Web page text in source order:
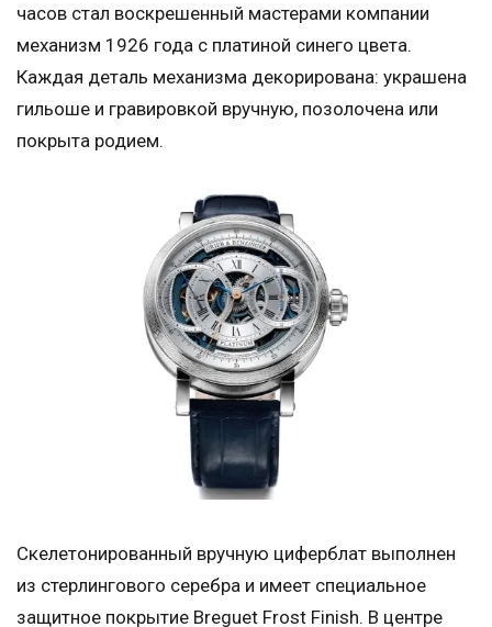
часов стал воскрешенный мастерами компании
механизм 1926 года с платиной синего цвета.
Каждая деталь механизма декорирована: украшена
гильоше и гравировкой вручную, позолочена или
покрыта родием.
Скелетонированный вручную циферблат выполнен
из стерлингового серебра и имеет специальное
защитное покрытие Breguet Frost Finish. В центре